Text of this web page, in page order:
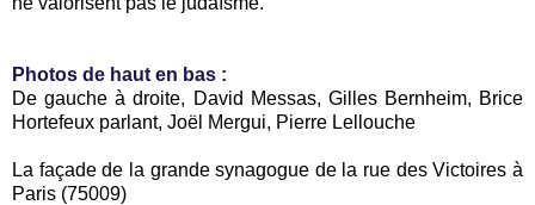
Photos de haut en bas :
De gauche à droite, David Messas, Gilles Bernheim, Brice
Hortefeux parlant, Joël Mergui, Pierre Lellouche
La façade de la grande synagogue de la rue des Victoires à
Paris (75009)